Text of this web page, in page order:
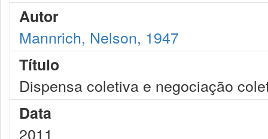
Autor
Mannrich, Nelson, 1947
Título
Dispensa coletiva e negociação
Data
2011